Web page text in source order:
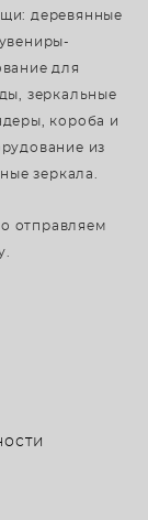
деревянные
для
зеркальные
короба и
из
зеркала.
отправляем